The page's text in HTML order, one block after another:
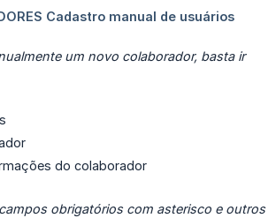
um novo colaborador, basta ir
do colaborador
obrigatórios com asterisco e outros